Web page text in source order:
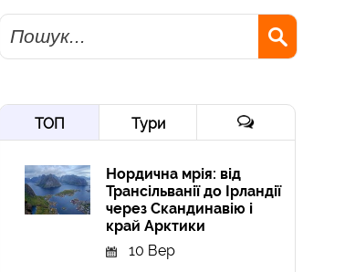
Пошук
ТОП Тури
Нордична мрія: від
Трансільванії до Ірландії
через Скандинавію і
край Арктики
10 Вер